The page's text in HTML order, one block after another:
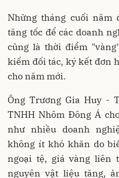
Những tháng cuối năm
tăng tốc để các doanh
cũng là thời điểm
kiếm đối tác, ký kết đơn
cho năm mới.
Ông Trương Gia Huy -
TNHH Nhôm Đông Á
như nhiều doanh
không ít khó khăn do
ngoại tệ, giá vàng liên
nguyên vật liệu tăng,